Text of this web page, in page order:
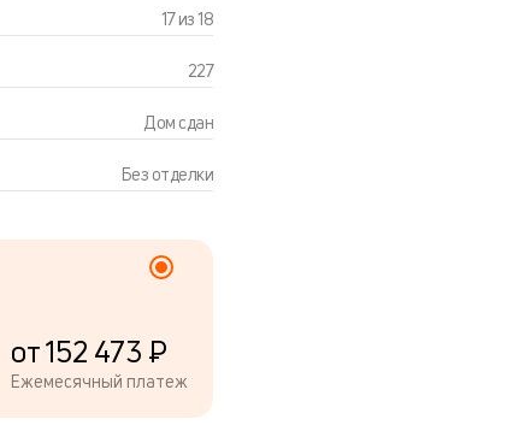
17 из 18
227
Дом сдан
Без отделки
от 152 473 ₽
Ежемесячный платеж